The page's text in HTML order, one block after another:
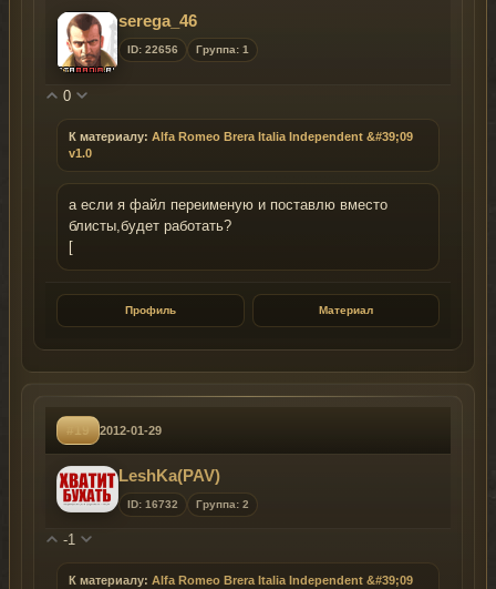
serega_46
ID: 22656 Группа: 1
0
К материалу: Alfa Romeo Brera Italia Independent &#39;09
v1.0
а если я файл переименую и поставлю вместо
блисты,будет работать?
Профиль Материал
#19 2012-01-29
LeshKa(PAV)
ID: 16732 Группа: 2
-1
К материалу: Alfa Romeo Brera Italia Independent &#39;09